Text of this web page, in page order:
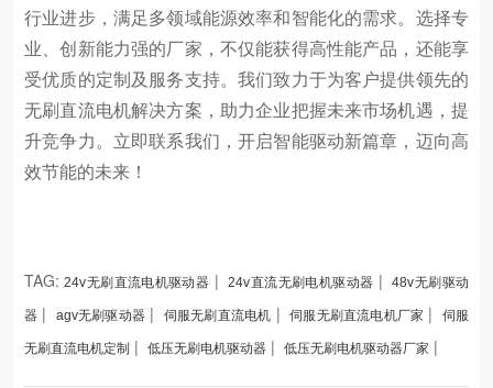
行业进步，满足多领域能源效率和智能化的需求。选择专
业、创新能力强的厂家，不仅能获得高性能产品，还能享
受优质的定制及服务支持。我们致力于为客户提供领先的
无刷直流电机解决方案，助力企业把握未来市场机遇，提
升竞争力。立即联系我们，开启智能驱动新篇章，迈向高
效节能的未来！
TAG:24v无刷直流电机驱动器 |24v直流无刷电机驱动器 |48v无刷驱动
器 | agv无刷驱动器 | 伺服无刷直流电机 |伺服无刷直流电机厂家 | 伺服
无刷直流电机定制 | 低压无刷电机驱动器 | 低压无刷电机驱动器厂家 |